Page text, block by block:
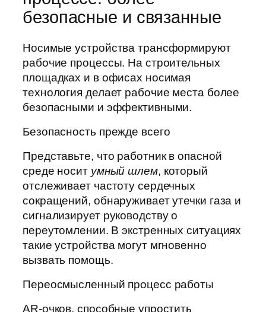
безопасные и связанные
Носимые устройства трансформируют
рабочие процессы. На строительных
площадках и в офисах носимая
технология делает рабочие места более
безопасными и эффективными.
Безопасность прежде всего
Представьте, что работник в опасной
среде носит умный шлем, который
отслеживает частоту сердечных
сокращений, обнаруживает утечки газа и
сигнализирует руководству о
переутомлении. В экстренных ситуациях
такие устройства могут мгновенно
вызвать помощь.
Переосмысленный процесс работы
AR-очков, способные упростить